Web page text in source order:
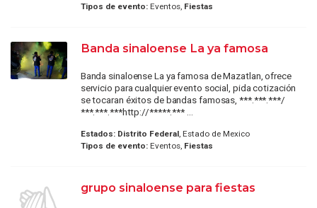
Tipos de evento:Eventos, Fiestas
Banda sinaloense La ya famosa
Banda sinaloense La ya famosa de Mazatlan, ofrece
servicio para cualquier evento social, pida cotización
se tocaran éxitos de bandas famosas, ***.***.***/
***.***.***http://*****.*** ...
Estados: Distrito Federal, Estado de Mexico
Tipos de evento:Eventos, Fiestas
grupo sinaloense para fiestas